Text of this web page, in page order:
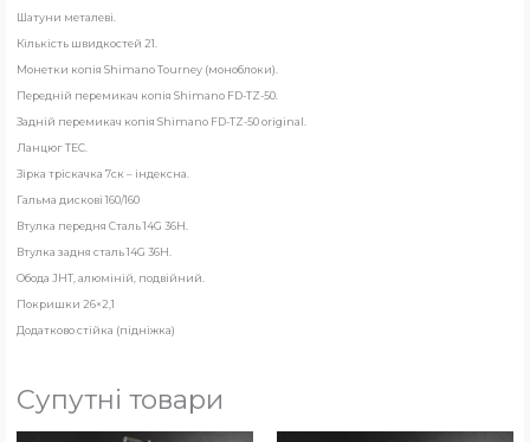
Шатуни металеві.
Кількість швидкостей 21.
Монетки копія Shimano Tourney (моноблоки).
Передній перемикач копія Shimano FD-TZ-50.
Задній перемикач копія Shimano FD-TZ-50 original.
Ланцюг ТЕС.
Зірка тріскачка 7ск – індексна.
Гальма дискові 160/160
Втулка передня Сталь 14G 36H.
Втулка задня сталь 14G 36H.
Обода JHT, алюміній, подвійний.
Покришки 26×2,1
Додатково стійка (підніжка)
Супутні товари